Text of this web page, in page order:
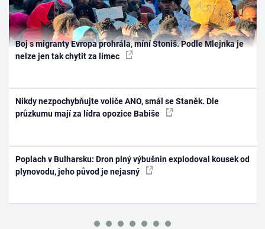
Boj s migranty Evropa prohrála, míní Stoniš. Podle Mlejnka je
nelze jen tak chytit za límec
Nikdy nezpochybňujte voliče ANO, smál se Staněk. Dle
průzkumu mají za lídra opozice Babiše
Poplach v Bulharsku: Dron plný výbušnin explodoval kousek od
plynovodu, jeho původ je nejasný